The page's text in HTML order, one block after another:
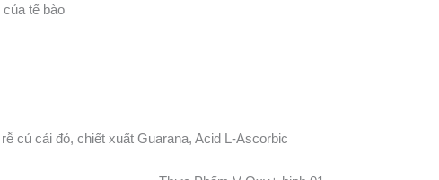
tế bào
củ cải đỏ, chiết xuất Guarana, Acid L-Ascorbic